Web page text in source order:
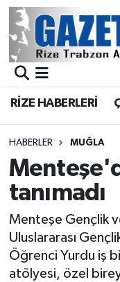
RİZE HABERLERİ
HABERLER MUĞLA
tanımadı
Menteşe Gençlik
Uluslararası
Öğrenci Yurdu iş
atölyesi, özel
BÖLGEMİZ
Asayiş
Rize
Bilim Teknoloji
Bölge
Advertising
Merkez
Merkez Trafik
Süper Lig
Tüm Manşetler
Son Dakika
Haber Arşivi